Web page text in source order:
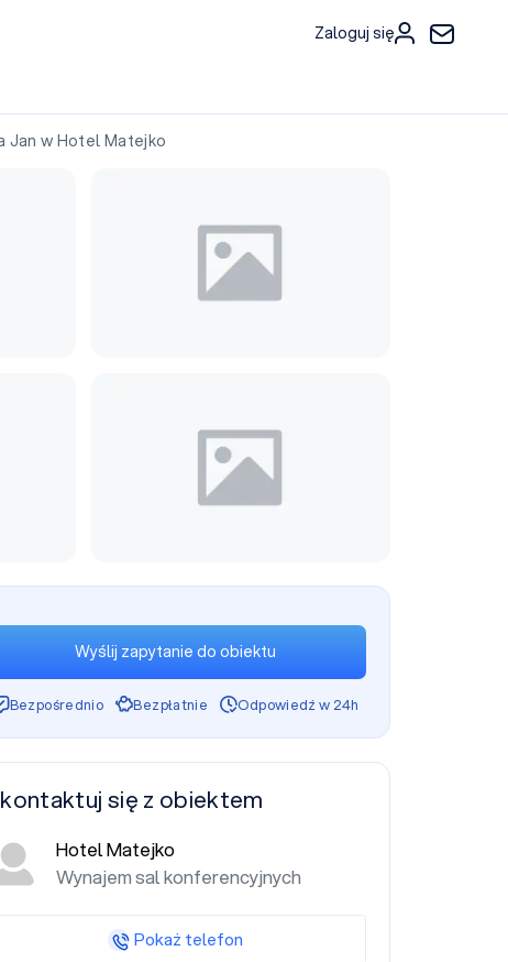
Zaloguj się
w Hotel Matejko
Wyślij zapytanie do obiektu
Bezpośrednio Bezpłatnie Odpowiedź w 24h
się z obiektem
Hotel Matejko
Wynajem sal konferencyjnych
Pokaż telefon